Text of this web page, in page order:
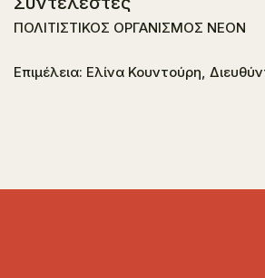
ΠΟΛΙΤΙΣΤΙΚΟΣ ΟΡΓΑΝΙΣΜΟΣ ΝΕΟΝ
Επιμέλεια: Ελίνα Κουντούρη,